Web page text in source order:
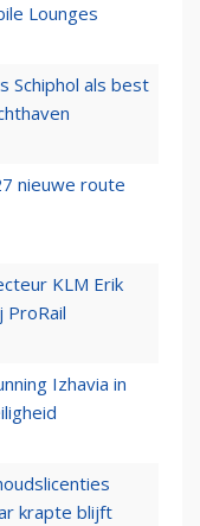
Lounges
Schiphol als best
nieuwe route
KLM Erik
ProRail
Izhavia in
krapte blijft